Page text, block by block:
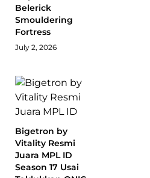
Belerick
Smouldering
Fortress
July 2, 2026
Bigetron by
Vitality Resmi
Juara MPL ID
Season 17 Usai